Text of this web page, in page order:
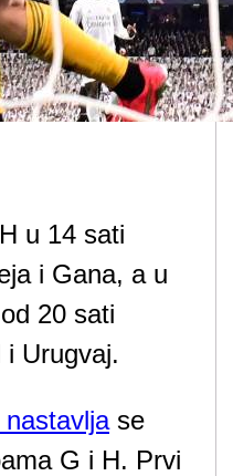
u 14 sati
i Gana, a u
20 sati
Urugvaj.
se
G i H. Prvi